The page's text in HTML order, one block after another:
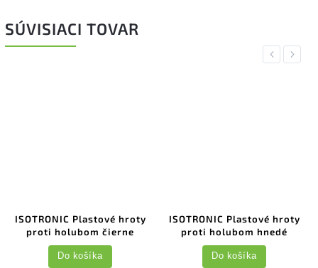
SÚVISIACI TOVAR
Previous
ISOTRONIC Plastové hroty
proti holubom čierne
Do košíka
ISOTRONIC Plastové hroty
proti holubom hnedé
Do košíka
Next